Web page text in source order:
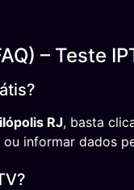
– Teste
RJ, basta
informar dados